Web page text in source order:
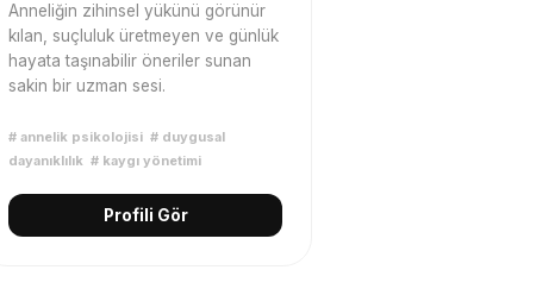
Anneliğin zihinsel yükünü görünür
kılan, suçluluk üretmeyen ve günlük
hayata taşınabilir öneriler sunan
sakin bir uzman sesi.
# annelik psikolojisi # duygusal
dayanıklılık # kaygı yönetimi
Profili Gör